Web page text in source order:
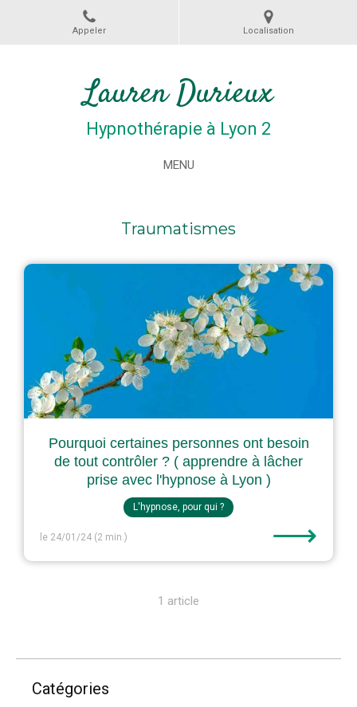
Appeler Localisation
Lauren Durieux
Hypnothérapie à Lyon 2
MENU
Traumatismes
Pourquoi certaines personnes ont besoin
de tout contrôler ? ( apprendre à lâcher
prise avec l'hypnose à Lyon )
L'hypnose, pour qui ?
le 24/01/24 (2 min.) ⟶
1 article
Catégories